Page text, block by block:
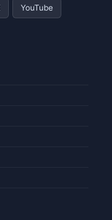
YouTube